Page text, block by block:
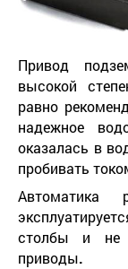
Привод
высокой
равно
надежное
оказалась в
пробивать
Автоматика
столбы и не
приводы.